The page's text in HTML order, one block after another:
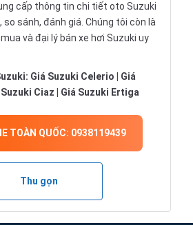
cấp thông tin chi tiết oto Suzuki
sánh, đánh giá. Chúng tôi còn là
và đại lý bán xe hơi Suzuki uy
Giá Suzuki Celerio
Giá
Suzuki Ciaz Giá Suzuki Ertiga
TOÀN QUỐC: 0938119439
Thu gọn